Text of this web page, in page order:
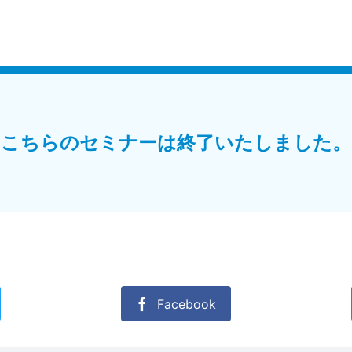
こちらのセミナーは終了いたしました。
Facebook